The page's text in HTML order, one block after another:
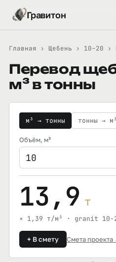
Гравитон
Главная › Щебень › 10–20 ›
Перевод
м³ в тонны
м³ → тонны тонны → м³
Объём, м³
13,9 т
× 1,39 т/м³ · granit 10-
+ В смету Смета проекта